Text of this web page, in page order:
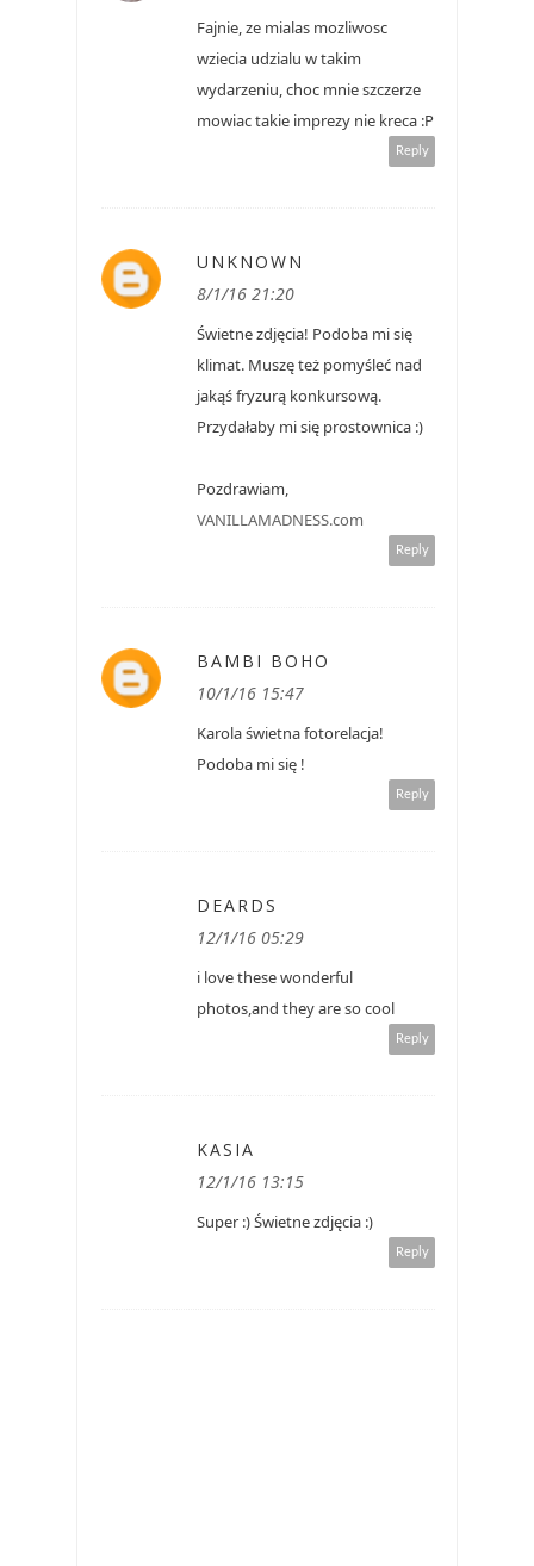
Fajnie, ze mialas mozliwosc
wziecia udzialu w takim
wydarzeniu, choc mnie szczerze
mowiac takie imprezy nie kreca :P
Reply
UNKNOWN
8/1/16 21:20
Świetne zdjęcia! Podoba mi się
klimat. Muszę też pomyśleć nad
jakąś fryzurą konkursową.
Przydałaby mi się prostownica :)
Pozdrawiam,
VANILLAMADNESS.com
Reply
BAMBI BOHO
10/1/16 15:47
Karola świetna fotorelacja!
Podoba mi się !
Reply
DEARDS
12/1/16 05:29
i love these wonderful
photos,and they are so cool
Reply
KASIA
12/1/16 13:15
Super :) Świetne zdjęcia :)
Reply